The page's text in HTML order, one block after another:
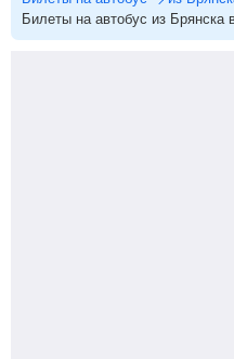
Билеты на автобус из Брянска